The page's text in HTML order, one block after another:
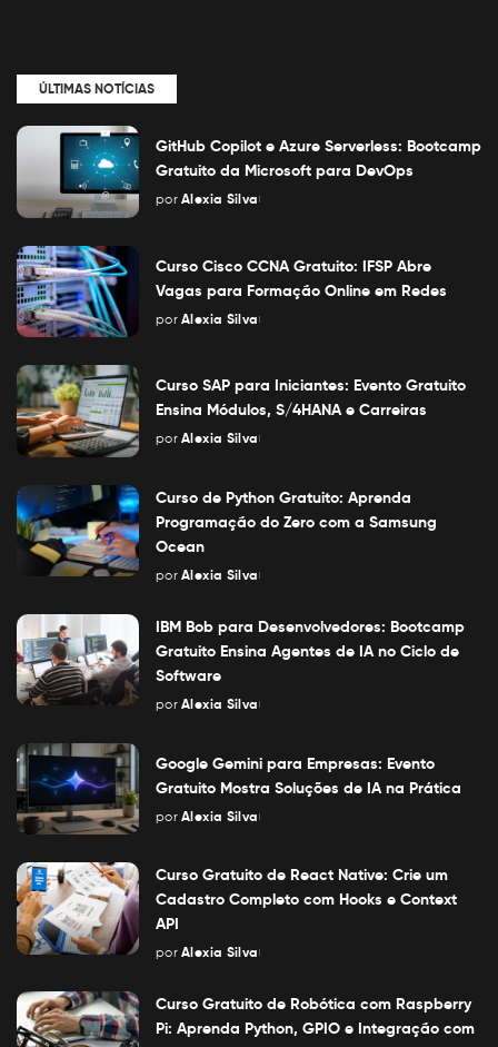
ÚLTIMAS NOTÍCIAS
GitHub Copilot e Azure Serverless: Bootcamp
Gratuito da Microsoft para DevOps
Posted
por Alexia Silva
Curso Cisco CCNA Gratuito: IFSP Abre
Vagas para Formação Online em Redes
Posted
por Alexia Silva
Curso SAP para Iniciantes: Evento Gratuito
Ensina Módulos, S/4HANA e Carreiras
Posted
por Alexia Silva
Curso de Python Gratuito: Aprenda
Programação do Zero com a Samsung
Ocean
Posted
por Alexia Silva
IBM Bob para Desenvolvedores: Bootcamp
Gratuito Ensina Agentes de IA no Ciclo de
Software
Posted
por Alexia Silva
Google Gemini para Empresas: Evento
Gratuito Mostra Soluções de IA na Prática
Posted
por Alexia Silva
Curso Gratuito de React Native: Crie um
Cadastro Completo com Hooks e Context
API
Posted
por Alexia Silva
Curso Gratuito de Robótica com Raspberry
Pi: Aprenda Python, GPIO e Integração com